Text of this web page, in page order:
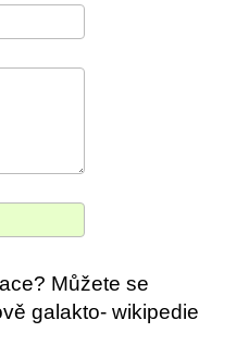
Můžete se
galakto- wikipedie